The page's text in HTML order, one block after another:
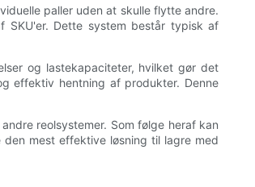
paller uden at skulle flytte andre.
Dette system består typisk af
og lastekapaciteter, hvilket gør det
effektiv hentning af produkter. Denne
reolsystemer. Som følge heraf kan
mest effektive løsning til lagre med